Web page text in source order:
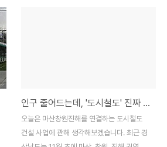
단 아니다' - 12월 11일 이번에는 시내버스와
도시철도의 교통 분담에 관하여 살펴보자. 마
산시의 경우 준공영제가 도입된 후에 시내버
스 요금 ..
인구 줄어드는데, '도시철도' 진짜 필요할까요?
오늘은 마산창원진해를 연결하는 도시철도
건설 사업에 관해 생각해보겠습니다. 최근 경